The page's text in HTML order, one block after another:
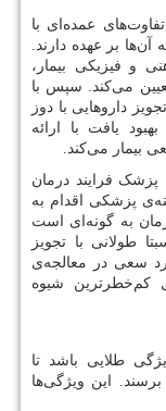
عمده‌ای با
بر عهده دارند.
و فیزیکی بیمار،
می‌کند. سپس با
داروهایی با دوز
یافت با ارائه
بیمار می‌کند.
پزشک فرایند درمان
پزشکی اقدام به
به گونه‌ای است
طولانی با تجویز
سعی در معالجه‌ی
کم‌خطرترین شیوه
طلایی باشد تا
این ویژگی‌ها